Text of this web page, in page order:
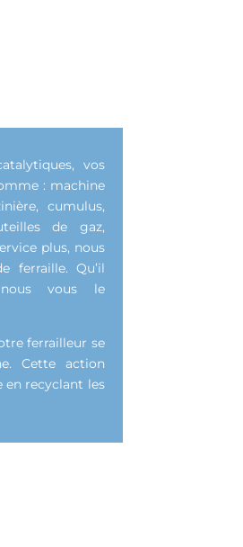
vos
: machine
cumulus,
de gaz,
plus, nous
ferraille. Qu’il
vous le
ferrailleur se
Cette action
en recyclant les